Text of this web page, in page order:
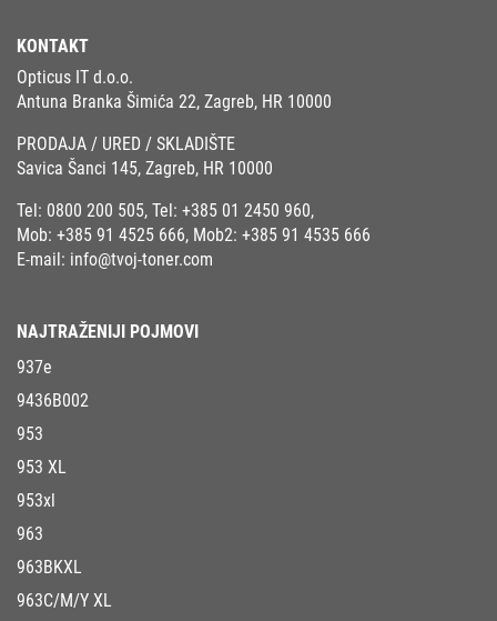
KONTAKT
Opticus IT d.o.o.
Antuna Branka Šimića 22, Zagreb, HR 10000
PRODAJA / URED / SKLADIŠTE
Savica Šanci 145, Zagreb, HR 10000
Tel: 0800 200 505, Tel: +385 01 2450 960,
Mob: +385 91 4525 666, Mob2: +385 91 4535 666
E-mail: info@tvoj-toner.com
NAJTRAŽENIJI POJMOVI
937e
9436B002
953
953 XL
953xl
963
963BKXL
963C/M/Y XL